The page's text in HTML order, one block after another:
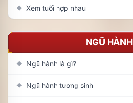
◆ Xem tuổi hợp nhau
NGŨ HÀNH
◆ Ngũ hành là gì?
◆ Ngũ hành tương sinh